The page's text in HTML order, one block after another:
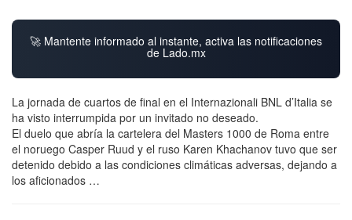
🚀 Mantente informado al instante, activa las notificaciones
de Lado.mx
La jornada de cuartos de final en el Internazionali BNL d’Italia se
ha visto interrumpida por un invitado no deseado.
El duelo que abría la cartelera del Masters 1000 de Roma entre
el noruego Casper Ruud y el ruso Karen Khachanov tuvo que ser
detenido debido a las condiciones climáticas adversas, dejando a
los aficionados …